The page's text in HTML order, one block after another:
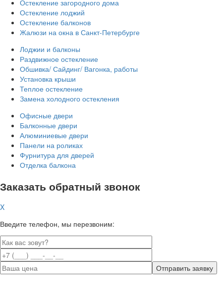
Остекление загородного дома
Остекление лоджий
Остекление балконов
Жалюзи на окна в Санкт-Петербурге
Лоджии и балконы
Раздвижное остекление
Обшивка/ Сайдинг/ Вагонка, работы
Установка крыши
Теплое остекление
Замена холодного остекления
Офисные двери
Балконные двери
Алюминиевые двери
Панели на роликах
Фурнитура для дверей
Отделка балкона
Заказать обратный звонок
X
Введите телефон, мы перезвоним: